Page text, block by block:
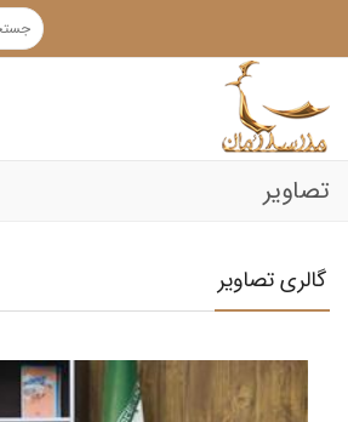
تصاویر
گالری تصاویر